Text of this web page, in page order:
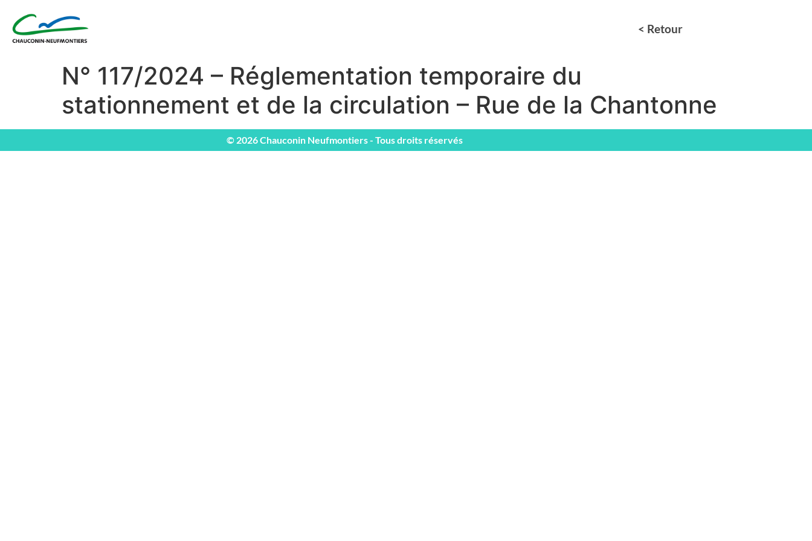
< Retour
N° 117/2024 – Réglementation temporaire du
stationnement et de la circulation – Rue de la Chantonne
© 2026 Chauconin Neufmontiers - Tous droits réservés